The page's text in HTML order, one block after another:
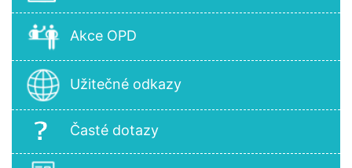
Akce OPD
Užitečné odkazy
Časté dotazy